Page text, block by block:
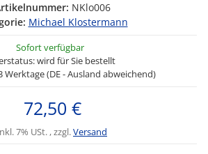
NKlo006
Michael Klostermann
Sofort verfügbar
wird für Sie bestellt
Werktage (DE - Ausland abweichend)
72,50 €
7% USt. , zzgl.Versand